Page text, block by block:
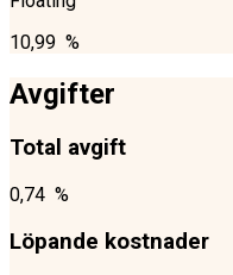
10,99 %
Avgifter
Total avgift
0,74 %
Löpande kostnader